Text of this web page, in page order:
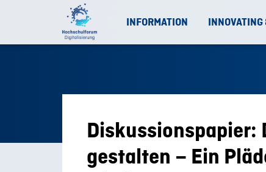
INFORMATION
Diskussionspapier:
gestalten – Ein